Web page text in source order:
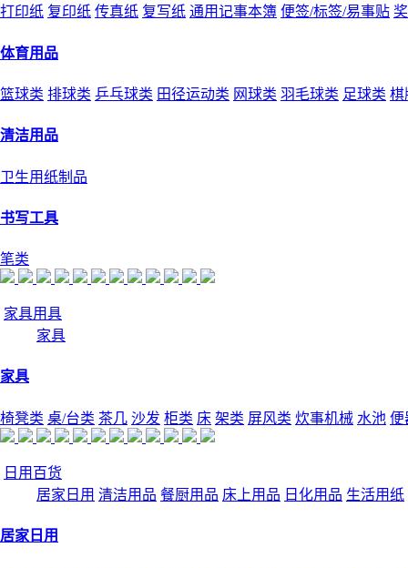
打印纸 复印纸 传真纸 复写纸 通用记事本簿 便签/标签/易事贴
体育用品
篮球类 排球类 乒乓球类 田径运动类 网球类 羽毛球类 足球类 棋
清洁用品
卫生用纸制品
书写工具
笔类
家具用具
家具
家具
椅凳类 桌/台类 茶几 沙发 柜类 床 架类 屏风类 炊事机械 水池 便
日用百货
居家日用 清洁用品 餐厨用品 床上用品 日化用品 生活用纸
居家日用